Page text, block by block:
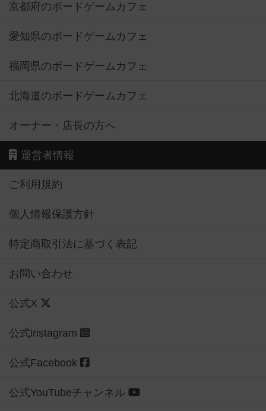
京都府のボードゲームカフェ
愛知県のボードゲームカフェ
福岡県のボードゲームカフェ
北海道のボードゲームカフェ
オーナー・店長の方へ
運営者情報
ご利用規約
個人情報保護方針
特定商取引法に基づく表記
お問い合わせ
公式X
公式instagram
公式Facebook
公式YouTubeチャンネル